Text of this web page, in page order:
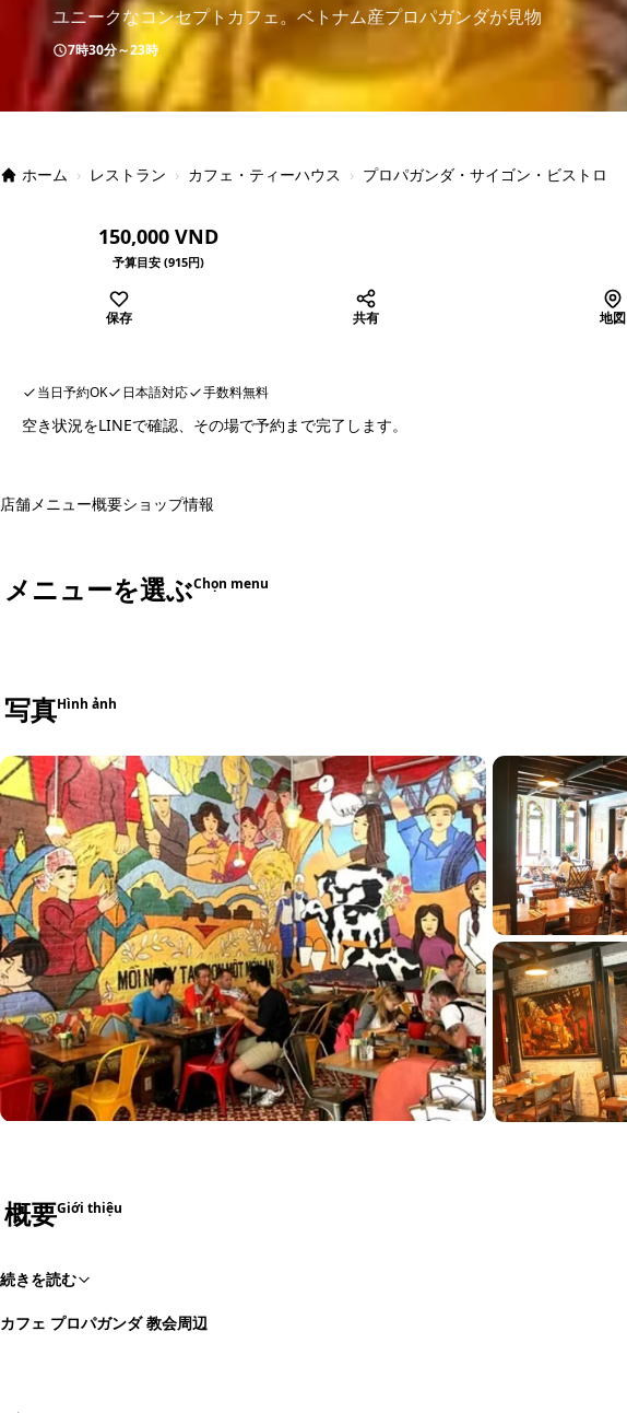
ユニークなコンセプトカフェ。ベトナム産プロパガンダが見物
7時30分～23時
ホーム › レストラン › カフェ・ティーハウス › プロパガンダ・サイゴン・ビストロ
150,000 VND
予算目安 (915円)
保存 共有 地図
当日予約OK 日本語対応 手数料無料
空き状況をLINEで確認、その場で予約まで完了します。
店舗メニュー概要ショップ情報
メニューを選ぶChọn menu
写真Hình ảnh
概要Giới thiệu
続きを読む
カフェ プロパガンダ 教会周辺